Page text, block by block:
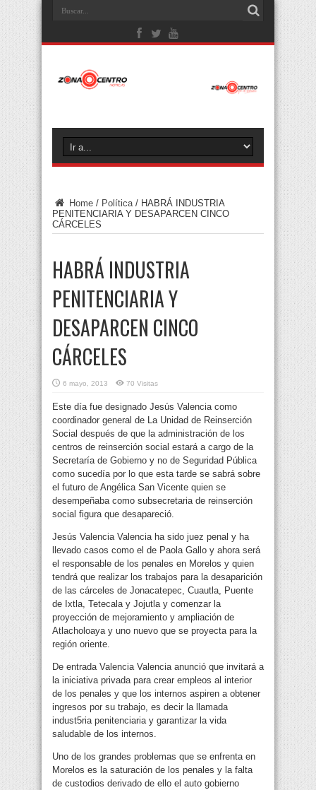
Home / Política / HABRÁ INDUSTRIA
PENITENCIARIA Y DESAPARCEN CINCO
CÁRCELES
HABRÁ INDUSTRIA
PENITENCIARIA Y
DESAPARCEN CINCO
CÁRCELES
6 mayo, 2013 70 Visitas
Este día fue designado Jesús Valencia como
coordinador general de La Unidad de Reinserción
Social después de que la administración de los
centros de reinserción social estará a cargo de la
Secretaría de Gobierno y no de Seguridad Pública
como sucedía por lo que esta tarde se sabrá sobre
el futuro de Angélica San Vicente quien se
desempeñaba como subsecretaria de reinserción
social figura que desapareció.
Jesús Valencia Valencia ha sido juez penal y ha
llevado casos como el de Paola Gallo y ahora será
el responsable de los penales en Morelos y quien
tendrá que realizar los trabajos para la desaparición
de las cárceles de Jonacatepec, Cuautla, Puente
de Ixtla, Tetecala y Jojutla y comenzar la
proyección de mejoramiento y ampliación de
Atlacholoaya y uno nuevo que se proyecta para la
región oriente.
De entrada Valencia Valencia anunció que invitará a
la iniciativa privada para crear empleos al interior
de los penales y que los internos aspiren a obtener
ingresos por su trabajo, es decir la llamada
indust5ria penitenciaria y garantizar la vida
saludable de los internos.
Uno de los grandes problemas que se enfrenta en
Morelos es la saturación de los penales y la falta
de custodios derivado de ello el auto gobierno